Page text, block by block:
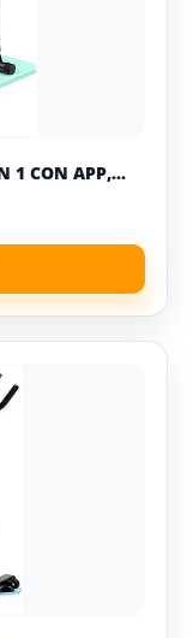
1 CON APP,...